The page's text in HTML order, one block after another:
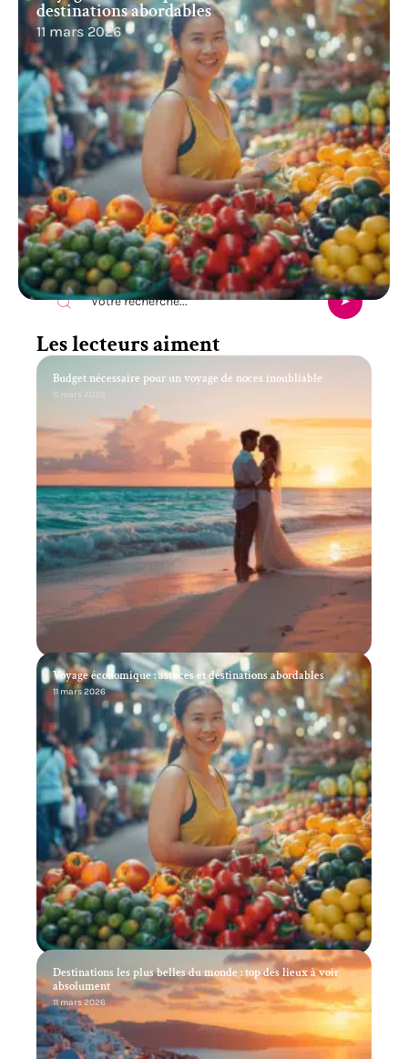
destinations abordables
11 mars 2026
Recherche
Les lecteurs aiment
Budget nécessaire pour un voyage de noces inoubliable
11 mars 2026
Voyage économique : astuces et destinations abordables
11 mars 2026
Destinations les plus belles du monde : top des lieux à voir
absolument
11 mars 2026